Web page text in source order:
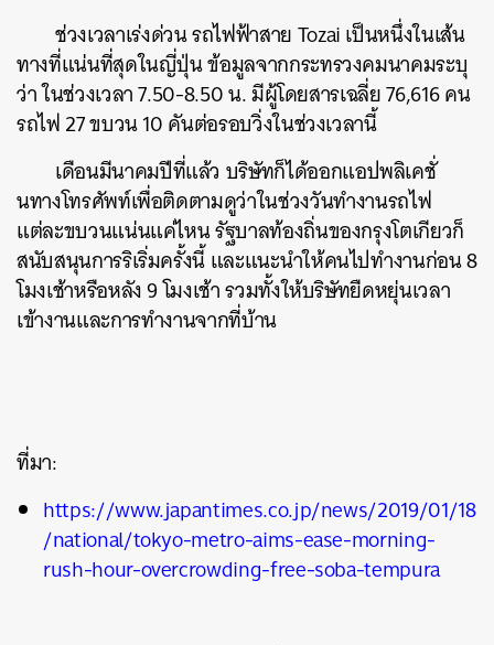
ช่วงเวลาเร่งด่วน รถไฟฟ้าสาย Tozai เป็นหนึ่งในเส้น
ทางที่แน่นที่สุดในญี่ปุ่น ข้อมูลจากกระทรวงคมนาคมระบุ
ว่า ในช่วงเวลา 7.50-8.50 น. มีผู้โดยสารเฉลี่ย 76,616 คน
รถไฟ 27 ขบวน 10 คันต่อรอบวิ่งในช่วงเวลานี้
เดือนมีนาคมปีที่แล้ว บริษัทก็ได้ออกแอปพลิเคชั่
นทางโทรศัพท์เพื่อติดตามดูว่าในช่วงวันทำงานรถไฟ
แต่ละขบวนแน่นแค่ไหน รัฐบาลท้องถิ่นของกรุงโตเกียวก็
สนับสนุนการริเริ่มครั้งนี้ และแนะนำให้คนไปทำงานก่อน 8
โมงเช้าหรือหลัง 9 โมงเช้า รวมทั้งให้บริษัทยืดหยุ่นเวลา
เข้างานและการทำงานจากที่บ้าน
ที่มา:
https://www.japantimes.co.jp/news/2019/01/18
/national/tokyo-metro-aims-ease-morning-
rush-hour-overcrowding-free-soba-tempura
ค้นหา
SHARE TWEET LINE EMAIL